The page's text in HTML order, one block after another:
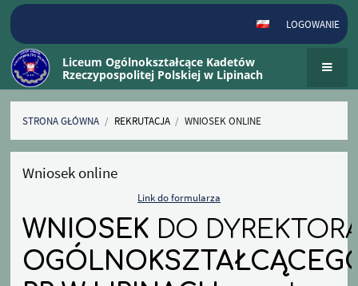
LOGOWANIE
Liceum Ogólnokształcące Kadetów
Rzeczypospolitej Polskiej w Lipinach
STRONA GŁÓWNA / REKRUTACJA / WNIOSEK ONLINE
online
Wniosek online
Link do formularza